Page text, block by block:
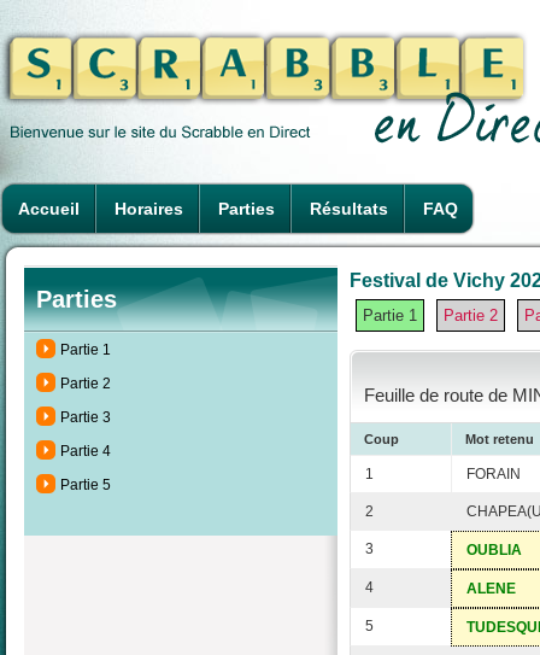
Accueil Horaires Parties Résultats FAQ
Parties
Partie 1
Partie 2
Partie 3
Partie 4
Partie 5
Festival de Vichy
Partie 1 Partie 2
Feuille de route de
Coup Mot retenu
1 FORAIN
2
3 OUBLIA
4 ALENE
5